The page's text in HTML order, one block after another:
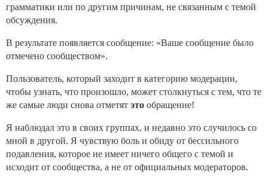
грамматики или по другим причинам, не связанным с темой
обсуждения.
В результате появляется сообщение: «Ваше сообщение было
отмечено сообществом».
Пользователь, который заходит в категорию модерации,
чтобы узнать, что произошло, может столкнуться с тем, что те
же самые люди снова отметят это обращение!
Я наблюдал это в своих группах, и недавно это случилось со
мной в другой. Я чувствую боль и обиду от бессильного
подавления, которое не имеет ничего общего с темой и
исходит от сообщества, а не от официальных модераторов.